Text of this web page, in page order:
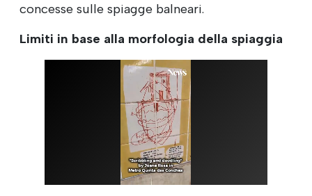
concesse sulle spiagge balneari.
Limiti in base alla morfologia della spiaggia